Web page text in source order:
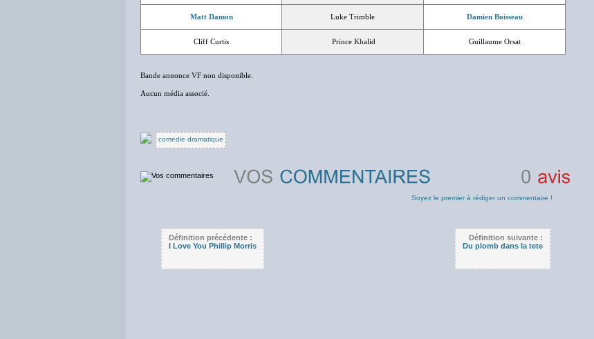
Matt Damon Luke Trimble Damien Boisseau
Cliff Curtis Prince Khalid Guillaume Orsat
Bande annonce VF non disponible.
Aucun média associé.
comedie dramatique
Soyez le premier à rédiger un commentaire !
Définition précédente :
I Love You Phillip Morris
Définition suivante :
Du plomb dans la tete